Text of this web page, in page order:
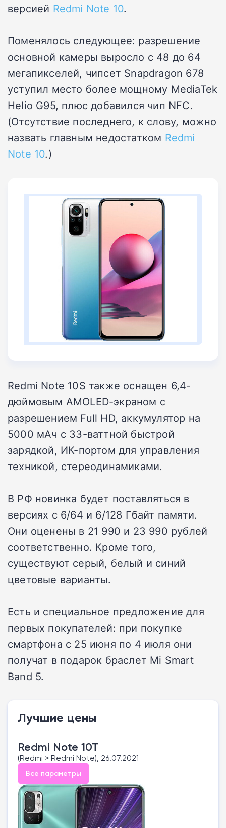
версией Redmi Note 10.
Поменялось следующее: разрешение
основной камеры выросло с 48 до 64
мегапикселей, чипсет Snapdragon 678
уступил место более мощному MediaTek
Helio G95, плюс добавился чип NFC.
(Отсутствие последнего, к слову, можно
назвать главным недостатком Redmi
Note 10.)
Redmi Note 10S также оснащен 6,4-
дюймовым AMOLED-экраном с
разрешением Full HD, аккумулятор на
5000 мАч с 33-ваттной быстрой
зарядкой, ИК-портом для управления
техникой, стереодинамиками.
В РФ новинка будет поставляться в
версиях с 6/64 и 6/128 Гбайт памяти.
Они оценены в 21 990 и 23 990 рублей
соответственно. Кроме того,
существуют серый, белый и синий
цветовые варианты.
Есть и специальное предложение для
первых покупателей: при покупке
смартфона с 25 июня по 4 июля они
получат в подарок браслет Mi Smart
Band 5.
Лучшие цены
Redmi Note 10T
(Redmi > Redmi Note), 26.07.2021
Все параметры